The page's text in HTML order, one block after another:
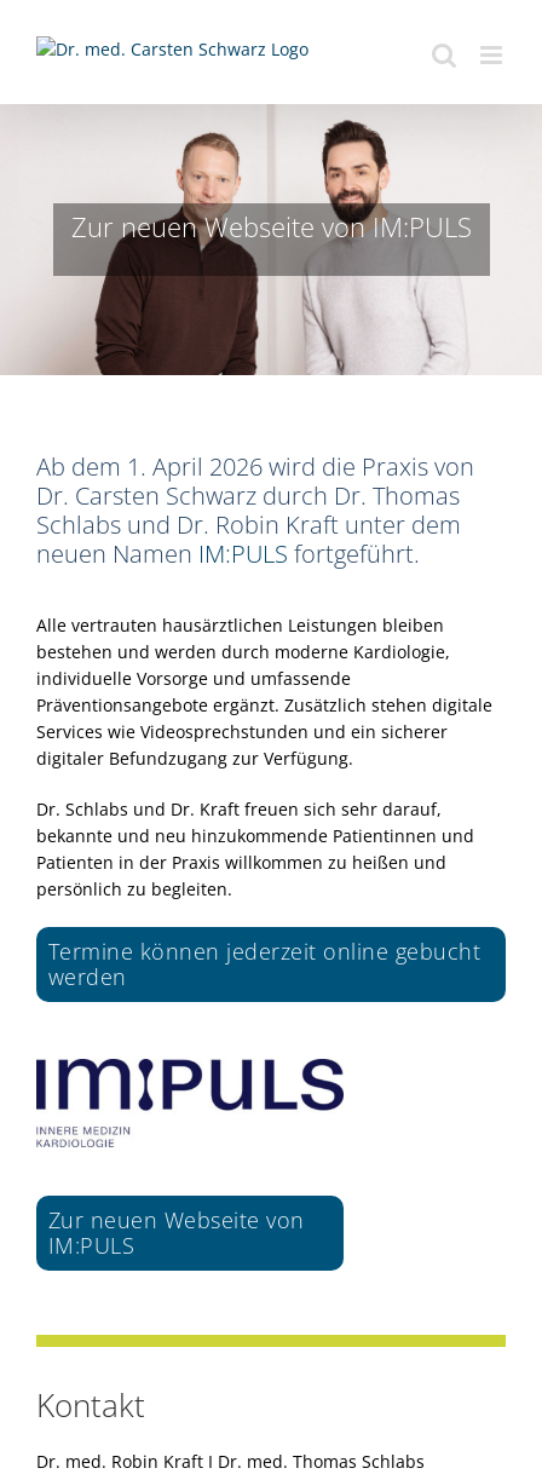
Inhalt
Zur neuen Webseite von IM:PULS
Ab dem 1. April 2026 wird die Praxis von
Dr. Carsten Schwarz durch Dr. Thomas
Schlabs und Dr. Robin Kraft unter dem
neuen Namen IM:PULS fortgeführt.
Alle vertrauten hausärztlichen Leistungen bleiben
bestehen und werden durch moderne Kardiologie,
individuelle Vorsorge und umfassende
Präventionsangebote ergänzt. Zusätzlich stehen digitale
Services wie Videosprechstunden und ein sicherer
digitaler Befundzugang zur Verfügung.
Dr. Schlabs und Dr. Kraft freuen sich sehr darauf,
bekannte und neu hinzukommende Patientinnen und
Patienten in der Praxis willkommen zu heißen und
persönlich zu begleiten.
Termine können jederzeit online gebucht
werden
Zur neuen Webseite von
IM:PULS
Kontakt
Dr. med. Robin Kraft I Dr. med. Thomas Schlabs